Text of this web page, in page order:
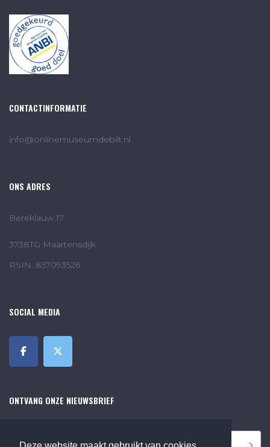
CONTACTINFORMATIE
info@onlinemuseumdebilt.nl
ONS ADRES
Bereklauw 17
3738TG Maartensdijk
RSIN: 857093526
SOCIAL MEDIA
ONTVANG ONZE NIEUWSBRIEF